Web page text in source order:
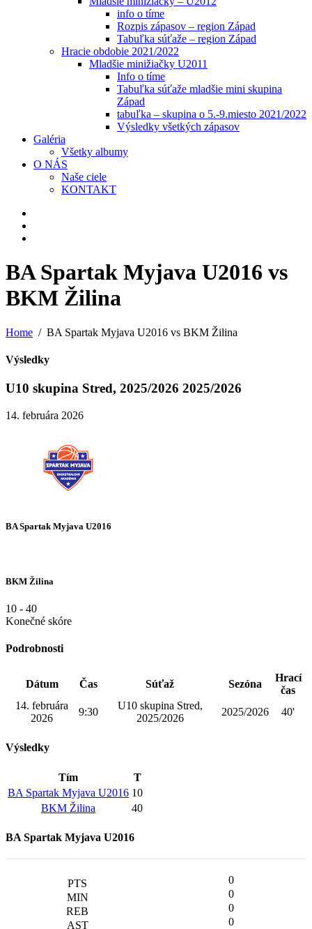
info o tíme
Rozpis zápasov – region Západ
Tabuľka súťaže – region Západ
Hracie obdobie 2021/2022
Mladšie minižiačky U2011
Info o tíme
Tabuľka súťaže mladšie mini skupina
Západ
tabuľka – skupina o 5.-9.miesto 2021/2022
Výsledky všetkých zápasov
Galéria
Všetky albumy
O NÁS
Naše ciele
KONTAKT
BA Spartak Myjava U2016 vs
BKM Žilina
Home BA Spartak Myjava U2016 vs BKM Žilina
Výsledky
U10 skupina Stred, 2025/2026 2025/2026
14. februára 2026
BA Spartak Myjava U2016
BKM Žilina
10 - 40
Konečné skóre
Podrobnosti
Dátum Čas Súťaž Sezóna
Hrací
čas
14. februára
2026
9:30
U10 skupina Stred,
2025/2026
2025/2026 40'
Výsledky
Tím
T
BA Spartak Myjava U2016 10
BKM Žilina
40
BA Spartak Myjava U2016
0
0
0
0